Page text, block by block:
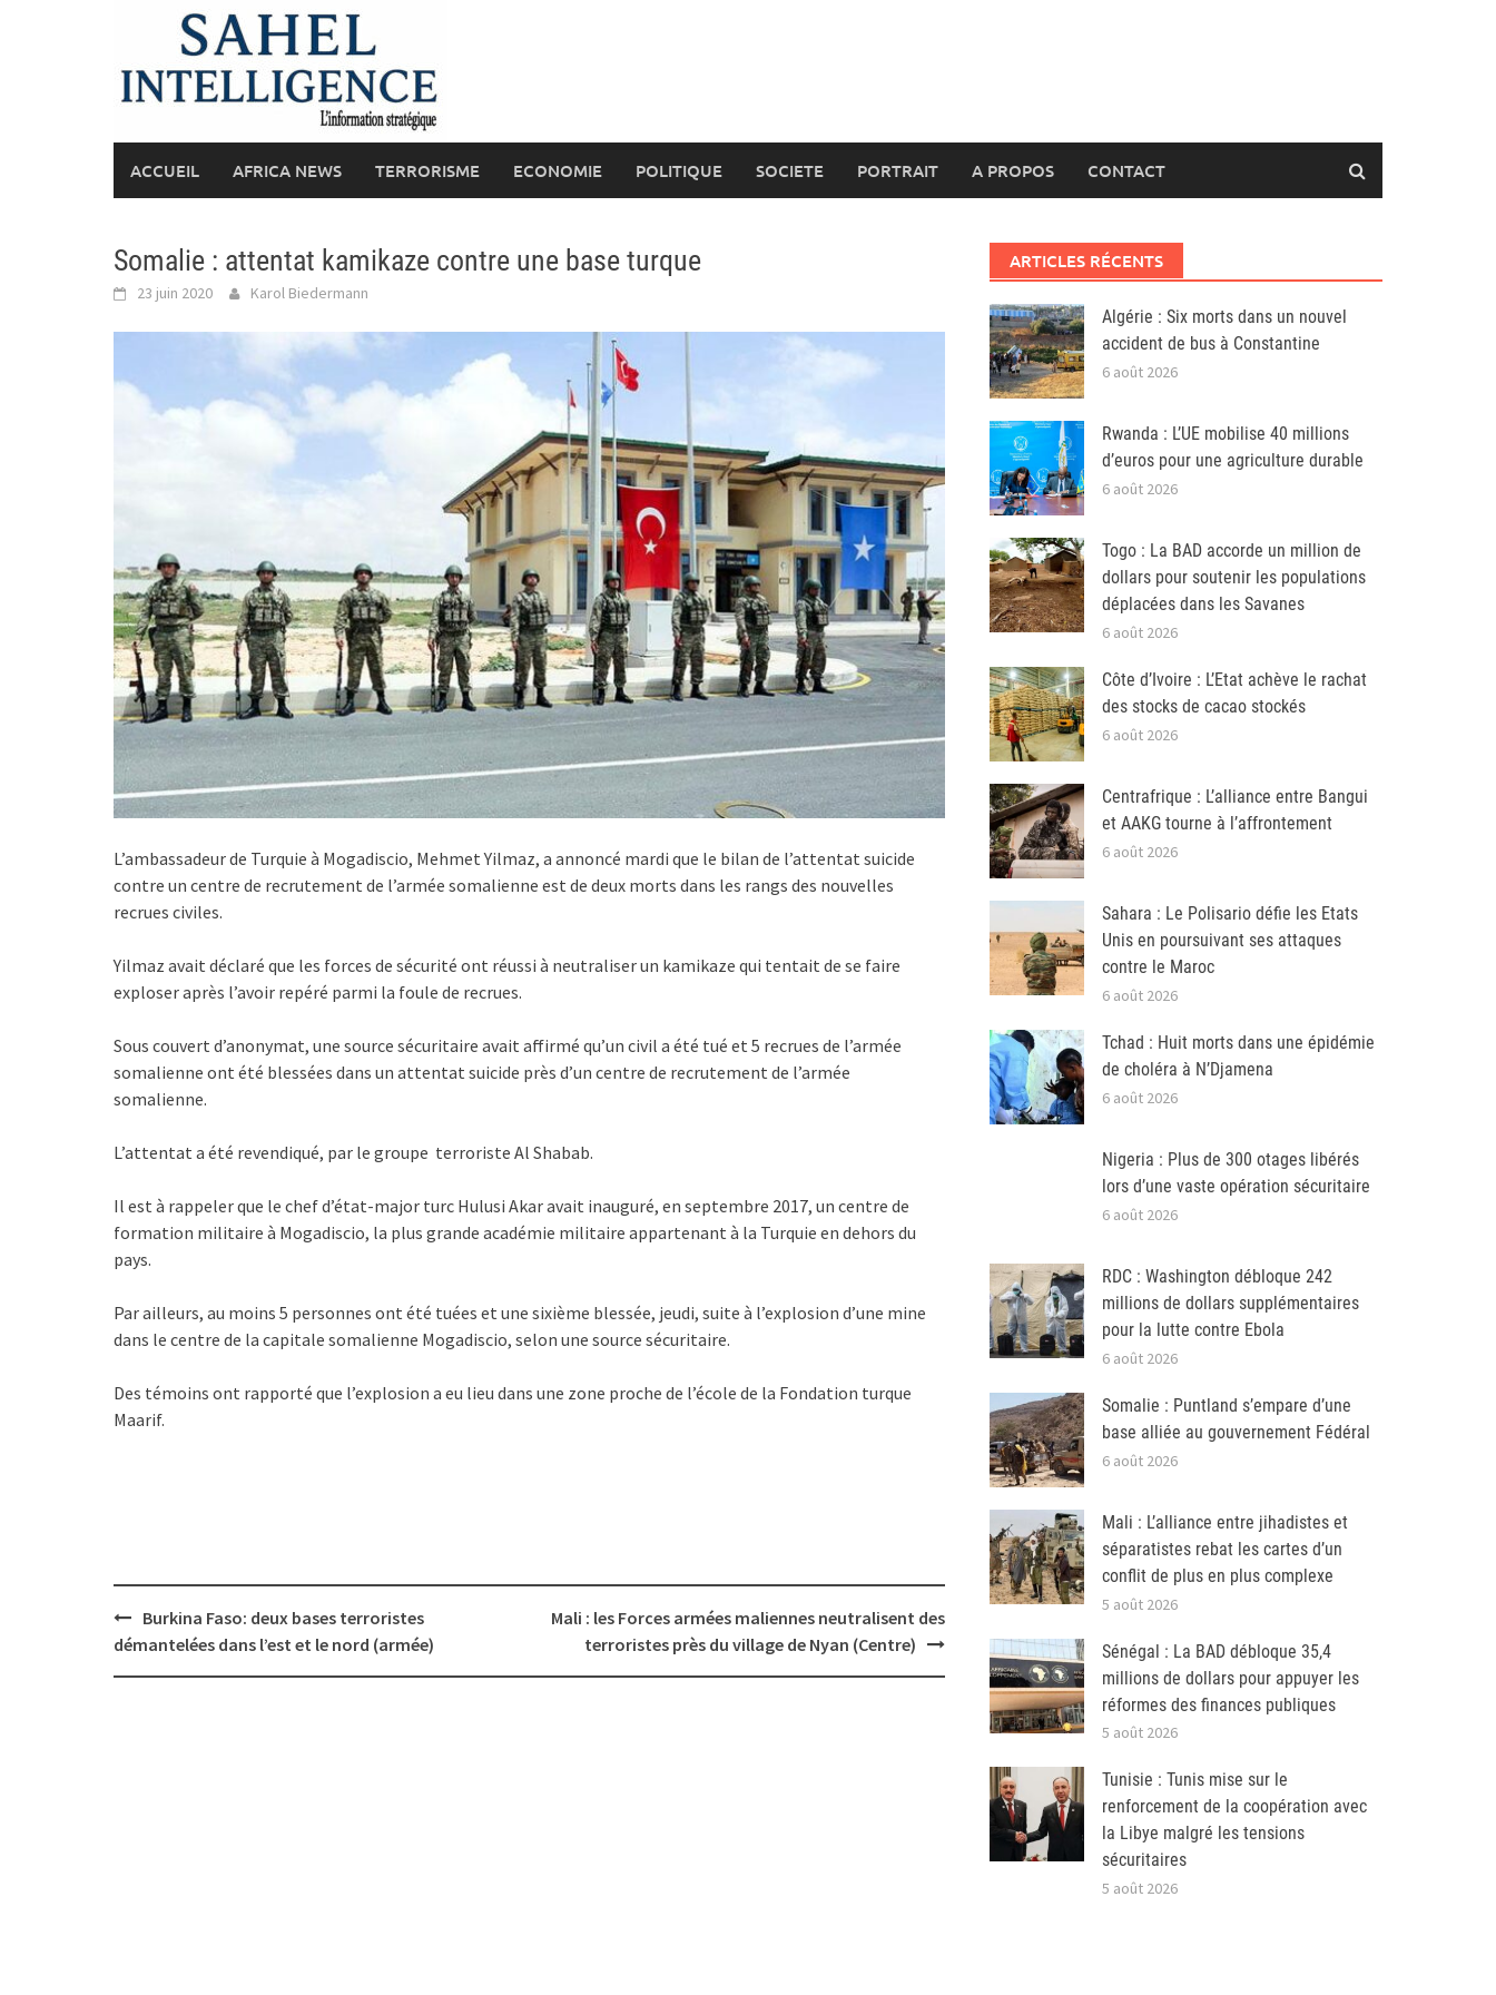
ACCUEIL AFRICA NEWS TERRORISME ECONOMIE POLITIQUE SOCIETE PORTRAIT A PROPOS CONTACT
Somalie : attentat kamikaze contre une base turque
23 juin 2020 Karol Biedermann
L’ambassadeur de Turquie à Mogadiscio, Mehmet Yilmaz, a annoncé mardi que le bilan de l’attentat suicide
contre un centre de recrutement de l’armée somalienne est de deux morts dans les rangs des nouvelles
recrues civiles.
Yilmaz avait déclaré que les forces de sécurité ont réussi à neutraliser un kamikaze qui tentait de se faire
exploser après l’avoir repéré parmi la foule de recrues.
Sous couvert d’anonymat, une source sécuritaire avait affirmé qu’un civil a été tué et 5 recrues de l’armée
somalienne ont été blessées dans un attentat suicide près d’un centre de recrutement de l’armée
somalienne.
L’attentat a été revendiqué, par le groupe terroriste Al Shabab.
Il est à rappeler que le chef d’état-major turc Hulusi Akar avait inauguré, en septembre 2017, un centre de
formation militaire à Mogadiscio, la plus grande académie militaire appartenant à la Turquie en dehors du
pays.
Par ailleurs, au moins 5 personnes ont été tuées et une sixième blessée, jeudi, suite à l’explosion d’une mine
dans le centre de la capitale somalienne Mogadiscio, selon une source sécuritaire.
Des témoins ont rapporté que l’explosion a eu lieu dans une zone proche de l’école de la Fondation turque
Maarif.
Post
navigation
Burkina Faso: deux bases terroristes
démantelées dans l’est et le nord (armée)
Mali : les Forces armées maliennes neutralisent des
terroristes près du village de Nyan (Centre)
ARTICLES RÉCENTS
Algérie : Six morts dans un nouvel
accident de bus à Constantine
6 août 2026
Rwanda : L’UE mobilise 40 millions
d’euros pour une agriculture durable
6 août 2026
Togo : La BAD accorde un million de
dollars pour soutenir les populations
déplacées dans les Savanes
6 août 2026
Côte d’Ivoire : L’Etat achève le rachat
des stocks de cacao stockés
6 août 2026
Centrafrique : L’alliance entre Bangui
et AAKG tourne à l’affrontement
6 août 2026
Sahara : Le Polisario défie les Etats
Unis en poursuivant ses attaques
contre le Maroc
6 août 2026
Tchad : Huit morts dans une épidémie
de choléra à N’Djamena
6 août 2026
Nigeria : Plus de 300 otages libérés
lors d’une vaste opération sécuritaire
6 août 2026
RDC : Washington débloque 242
millions de dollars supplémentaires
pour la lutte contre Ebola
6 août 2026
Somalie : Puntland s’empare d’une
base alliée au gouvernement Fédéral
6 août 2026
Mali : L’alliance entre jihadistes et
séparatistes rebat les cartes d’un
conflit de plus en plus complexe
5 août 2026
Sénégal : La BAD débloque 35,4
millions de dollars pour appuyer les
réformes des finances publiques
5 août 2026
Tunisie : Tunis mise sur le
renforcement de la coopération avec
la Libye malgré les tensions
sécuritaires
5 août 2026